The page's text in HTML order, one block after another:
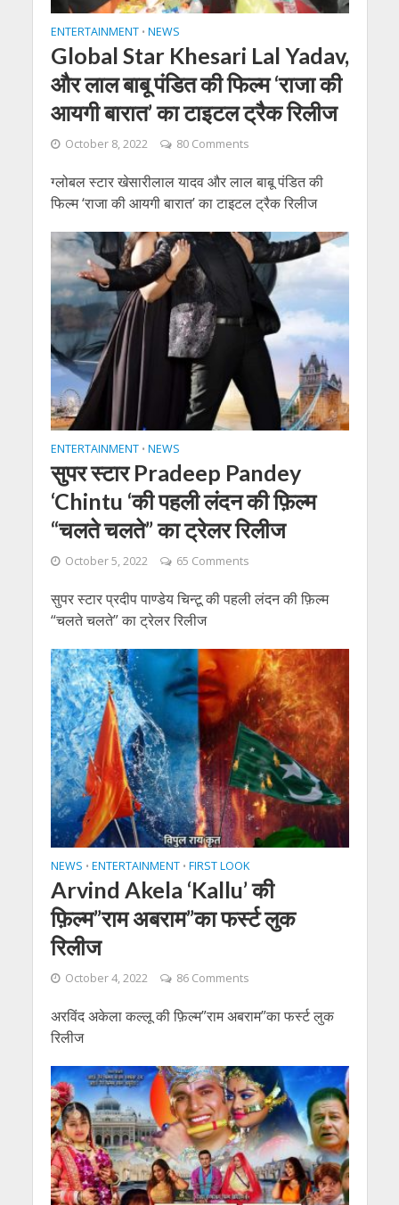
ENTERTAINMENT • NEWS
Global Star Khesari Lal Yadav,
और लाल बाबू पंडित की फिल्म ‘राजा की
आयगी बारात’ का टाइटल ट्रैक रिलीज
October 8, 2022 80 Comments
ग्लोबल स्टार खेसारीलाल यादव और लाल बाबू पंडित की
फिल्म ‘राजा की आयगी बारात’ का टाइटल ट्रैक रिलीज
ENTERTAINMENT • NEWS
सुपर स्टार Pradeep Pandey
‘Chintu ‘की पहली लंदन की फ़िल्म
“चलते चलते” का ट्रेलर रिलीज
October 5, 2022 65 Comments
सुपर स्टार प्रदीप पाण्डेय चिन्टू की पहली लंदन की फ़िल्म
“चलते चलते” का ट्रेलर रिलीज
NEWS • ENTERTAINMENT • FIRST LOOK
Arvind Akela ‘Kallu’ की
फ़िल्म”राम अबराम”का फर्स्ट लुक
रिलीज
October 4, 2022 86 Comments
अरविंद अकेला कल्लू की फ़िल्म”राम अबराम”का फर्स्ट लुक
रिलीज